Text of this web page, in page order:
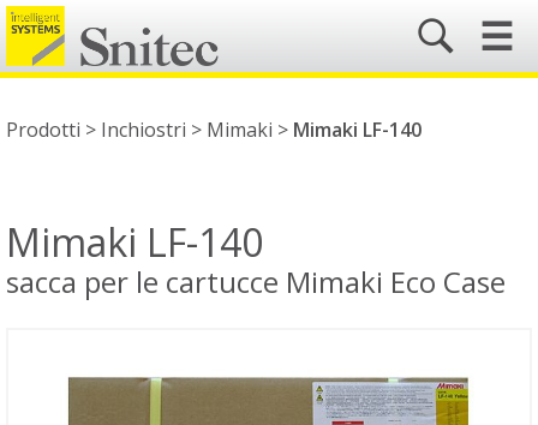
☰
Prodotti > Inchiostri > Mimaki > Mimaki LF-140
Mimaki LF-140
sacca per le cartucce Mimaki Eco Case